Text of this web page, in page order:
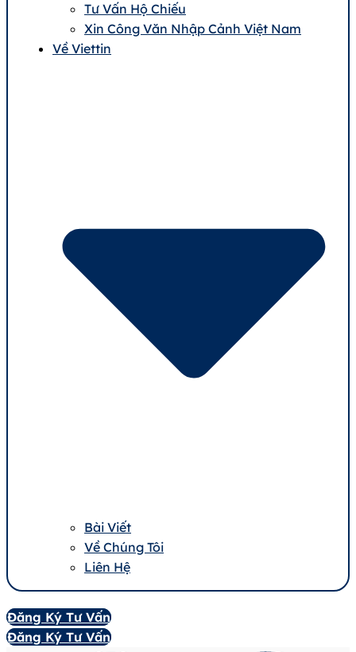
Tư Vấn Hộ Chiếu
Xin Công Văn Nhập Cảnh Việt Nam
Về Viettin
Bài Viết
Về Chúng Tôi
Liên Hệ
Đăng Ký Tư Vấn
Đăng Ký Tư Vấn